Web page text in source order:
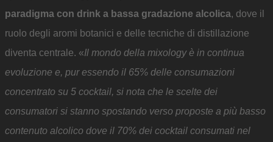
paradigma con drink a bassa gradazione alcolica, dove il
ruolo degli aromi botanici e delle tecniche di distillazione
diventa centrale. «Il mondo della mixology è in continua
evoluzione e, pur essendo il 65% delle consumazioni
concentrato su 5 cocktail, si nota che le scelte dei
consumatori si stanno spostando verso proposte a più basso
contenuto alcolico dove il 70% dei cocktail consumati nel